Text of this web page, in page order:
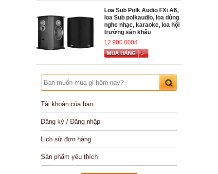
Loa Sub Polk Audio FXi A6,
loa Sub polkaudio, loa dùng
nghe nhạc, karaoke, loa hội
trường sân khấu
12.900.000đ
Tài khoản của bạn
Đăng ký / Đăng nhập
Lịch sử đơn hàng
Sản phẩm yêu thích